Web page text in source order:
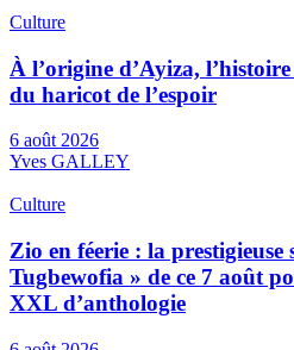
Culture
À l’origine d’Ayiza,
du haricot de l’espoir
6 août 2026
Yves GALLEY
Culture
Zio en féerie : la prestigieuse
Tugbewofia » de ce 7 août
XXL d’anthologie